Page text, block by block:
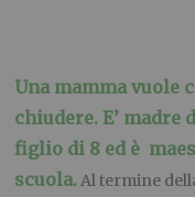
Una mamma vuole
chiudere. E’ madre
figlio di 8 ed è
scuola.Al termine